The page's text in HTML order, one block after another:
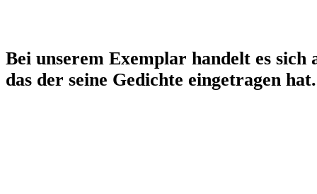
Bei unserem Exemplar handelt es
das der seine Gedichte eingetragen hat.